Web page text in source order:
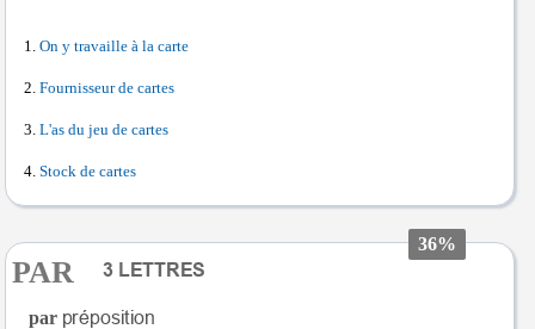
On y travaille à la carte
Fournisseur de cartes
L'as du jeu de cartes
Stock de cartes
36%
PAR
par